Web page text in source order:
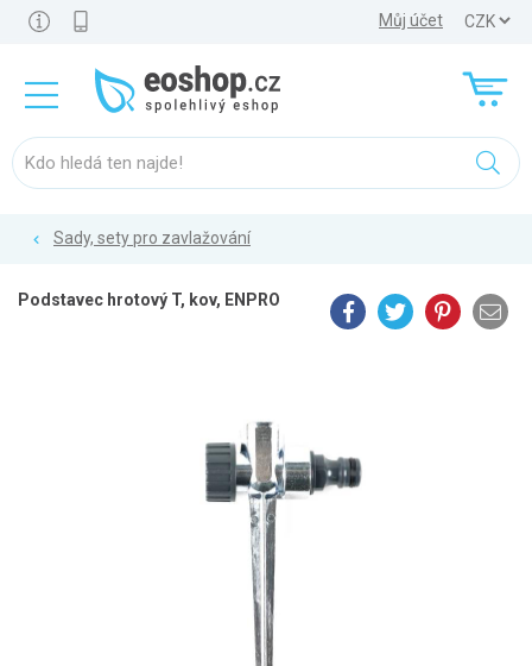
Můj účet
Sady, sety pro zavlažování
Podstavec hrotový T, kov, ENPRO